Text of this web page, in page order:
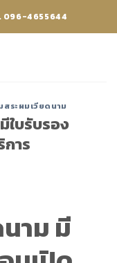
096-4655644
สระผมเวียดนาม
ใบรับรอง
าร
าม มี